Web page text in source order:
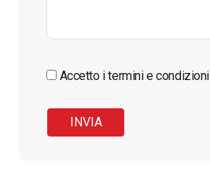
Accetto i termini e condizioni